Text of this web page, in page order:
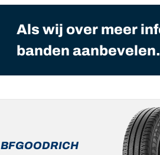
Als wij over meer
banden aanbevelen.
BFGOODRICH